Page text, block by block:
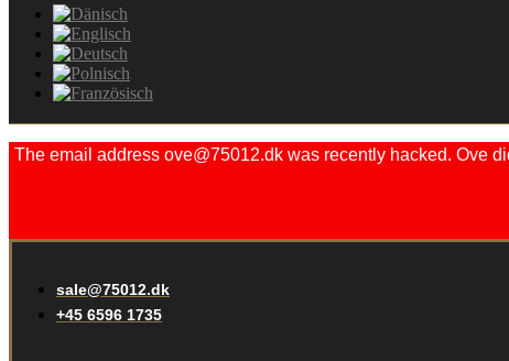
The email address ove@75012.dk was recently hacked. Ove
sale@75012.dk
+45 6596 1735